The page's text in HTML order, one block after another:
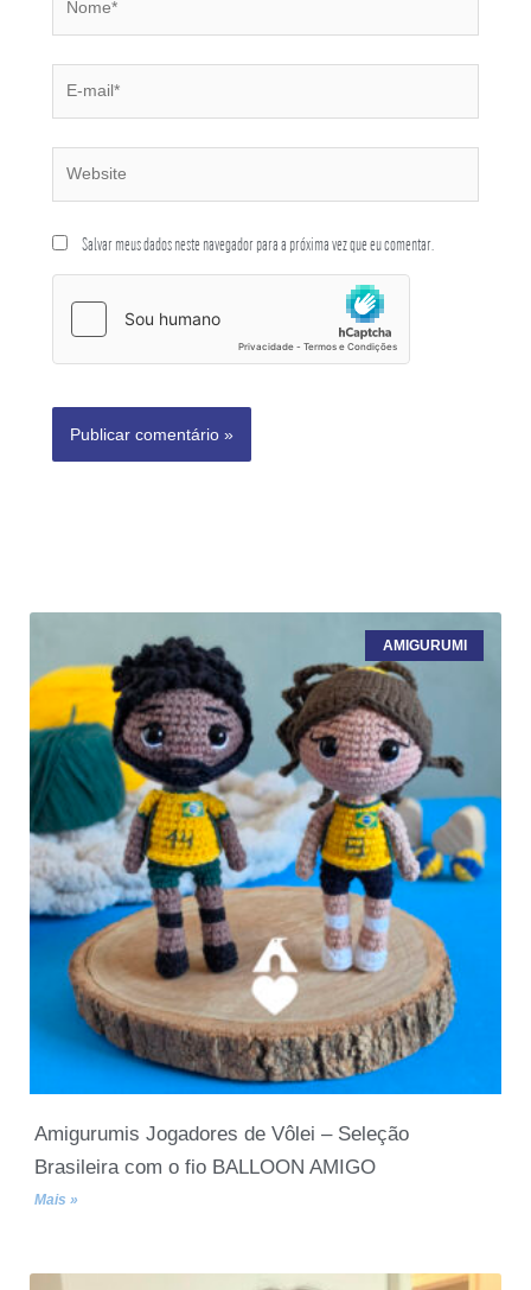
Salvar meus dados neste navegador para a próxima vez que eu comentar.
AMIGURUMI
Amigurumis Jogadores de Vôlei – Seleção
Brasileira com o fio BALLOON AMIGO
Mais »